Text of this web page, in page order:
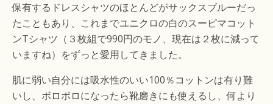
が込み上げてきます。早速試着し、最終的なフィッテ
ィングを確認。 （無駄のない襟元から肩回り）肩の内
側に入り...
保有するドレスシャツのほとんどがサックスブルーだっ
たこともあり、これまでユニクロの白のスーピマコット
ンTシャツ（３枚組で990円のモノ、現在は２枚に減って
いますね）をずっと愛用してきました。
肌に弱い自分には吸水性のいい100％コットンは有り難
いし、ボロボロになったら靴磨きにも使えるし、何より